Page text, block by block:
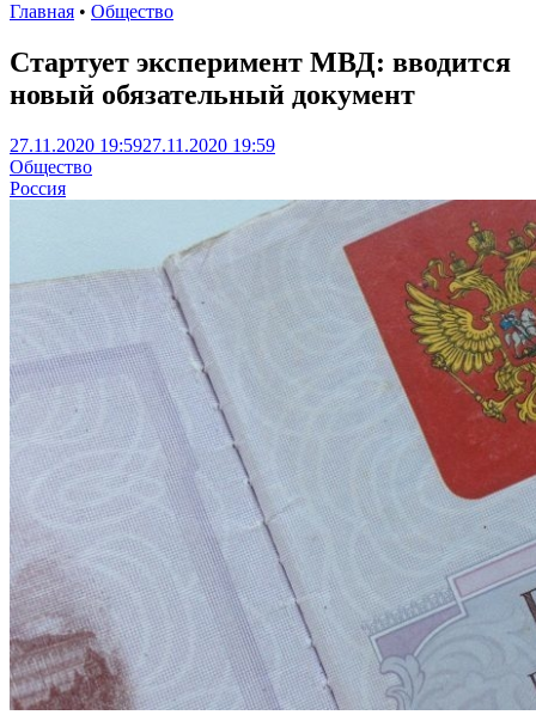
Главная • Общество
Стартует эксперимент МВД: вводится
новый обязательный документ
27.11.2020 19:5927.11.2020 19:59
Общество
Россия